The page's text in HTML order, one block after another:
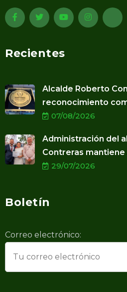
Recientes
Alcalde Roberto
reconocimiento
07/08/2026
Administración del
Contreras mantiene
29/07/2026
Boletín
Correo electrónico: